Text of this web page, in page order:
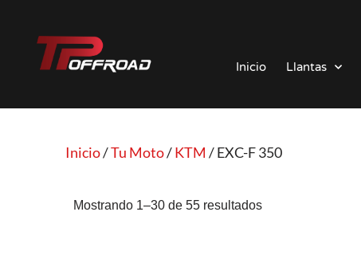
Saltar
Inicio Llantas
Inicio/Tu Moto/KTM / EXC-F 350
Mostrando 1–30 de 55 resultados